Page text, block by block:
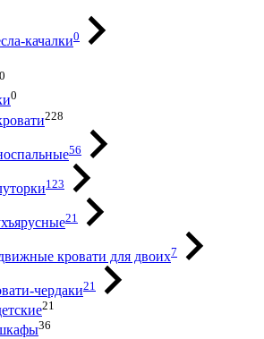
качалки0
0
0
228
56
123
21
кровати для двоих7
чердаки21
21
36